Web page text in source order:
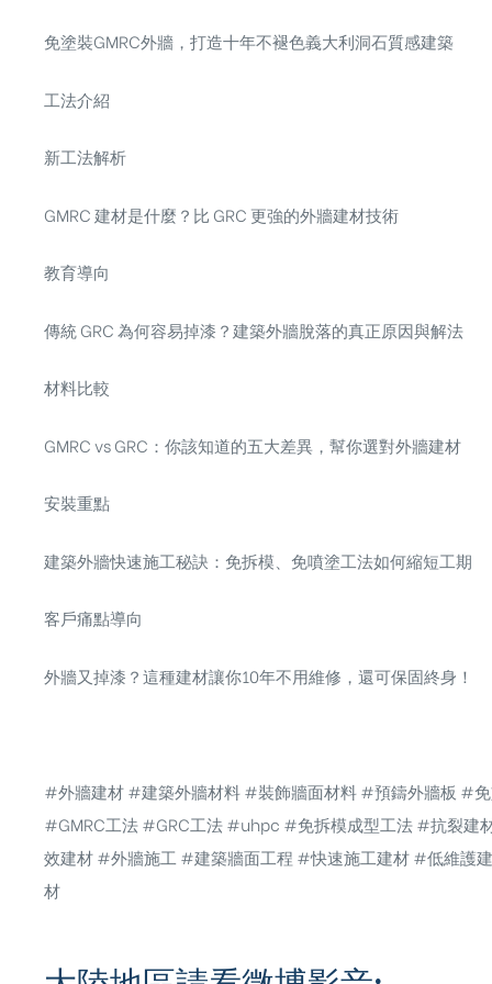
免塗裝GMRC外牆，打造十年不褪色義大利洞石質感建築
工法介紹
新工法解析
GMRC 建材是什麼？比 GRC 更強的外牆建材技術
教育導向
傳統 GRC 為何容易掉漆？建築外牆脫落的真正原因與解法
材料比較
GMRC vs GRC：你該知道的五大差異，幫你選對外牆建材
安裝重點
建築外牆快速施工秘訣：免拆模、免噴塗工法如何縮短工期
客戶痛點導向
外牆又掉漆？這種建材讓你10年不用維修，還可保固終身！
#外牆建材#建築外牆材料#裝飾牆面材料#預鑄外牆板 #
#GMRC工法#GRC工法#uhpc #免拆模成型工法#抗裂建
效建材#外牆施工 #建築牆面工程 #快速施工建材#低維護
材